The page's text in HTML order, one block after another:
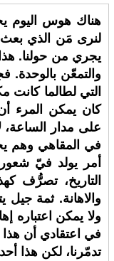
هناك هوس اليوم
لنرى مَن الذي بعث
يجري من حولنا.
والتمعّن بالوحدة.
التي لطالما كانت
كان يمكن المرء
على مدار
في المقاهي وهم
أمر يولد فيّ
التاريخ، تصرُّف
والاهانة. ثمة جيل
ولا يمكن
في اعتقادي أن هذا
تدمّرنا، لكن هذا